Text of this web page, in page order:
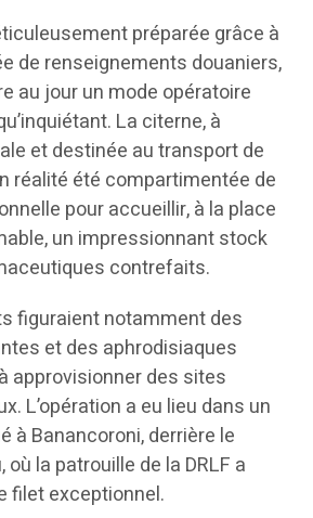
préparée grâce à
de renseignements douaniers,
au jour un mode opératoire
La citerne, à
et destinée au transport de
réalité été compartimentée de
pour accueillir, à la place
un impressionnant stock
contrefaits.
figuraient notamment des
et des aphrodisiaques
approvisionner des sites
L’opération a eu lieu dans un
à Banancoroni, derrière le
où la patrouille de la DRLF a
filet exceptionnel.